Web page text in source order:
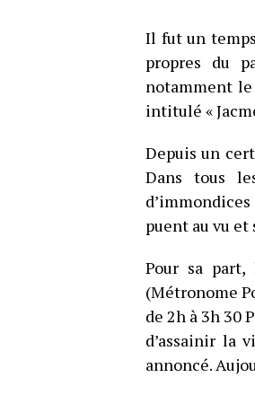
Il fut un
propres du
notamment le
intitulé «
Depuis un
Dans tous
puent au vu et
Pour sa
(Métronome
de 2h à 3h 30
d’assainir la
annoncé.